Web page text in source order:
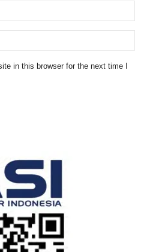
in this browser for the next time I